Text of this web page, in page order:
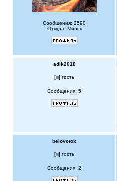
Сообщения: 2590
Откуда: Минск
adik2010
[ ] гость
Сообщения: 5
belovotok
[ ] гость
Сообщения: 2